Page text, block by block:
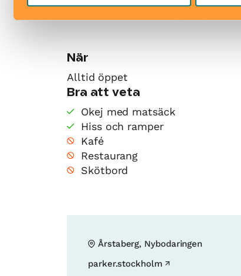
När
Alltid öppet
Bra att veta
Okej med matsäck
Hiss och ramper
Kafé
Restaurang
Skötbord
Årstaberg, Nybodaringen
parker.stockholm